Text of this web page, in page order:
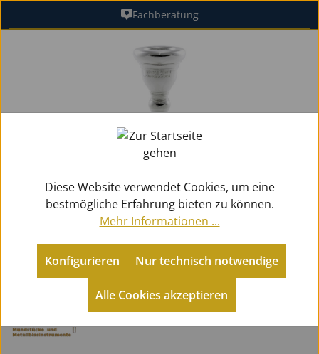
Zum Hauptinhalt springenFachberatung
Bildergalerie überspringen
Mundstücke Blech
Diese Website verwendet Cookies, um eine
bestmögliche Erfahrung bieten zu können.
Mehr Informationen ...
Konfigurieren
Alle Cookies akzeptieren
Nur technisch notwendige